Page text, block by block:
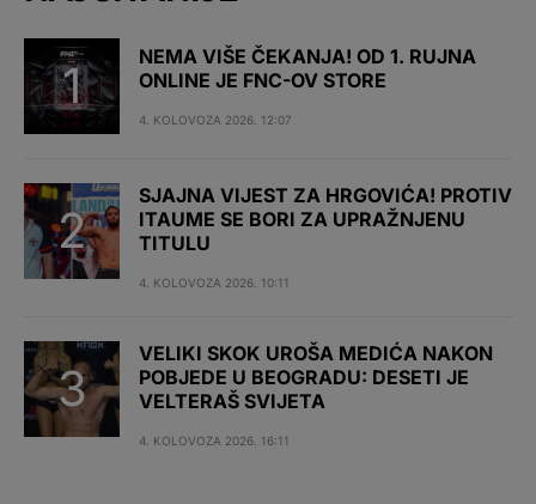
NEMA VIŠE ČEKANJA! OD 1. RUJNA
ONLINE JE FNC-OV STORE
4. KOLOVOZA 2026. 12:07
SJAJNA VIJEST ZA HRGOVIĆA! PROTIV
ITAUME SE BORI ZA UPRAŽNJENU
TITULU
4. KOLOVOZA 2026. 10:11
VELIKI SKOK UROŠA MEDIĆA NAKON
POBJEDE U BEOGRADU: DESETI JE
VELTERAŠ SVIJETA
4. KOLOVOZA 2026. 16:11